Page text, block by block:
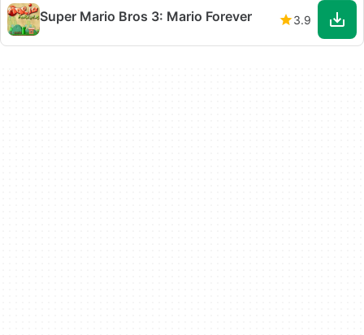
Super Mario Bros 3: Mario Forever 3.9